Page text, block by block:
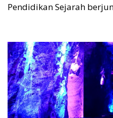
Pendidikan Sejarah